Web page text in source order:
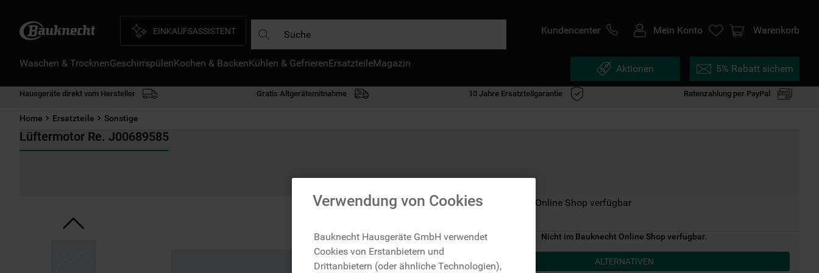
EINKAUFSASSISTENT Kundencenter Mein Konto Warenkorb
Waschen & TrocknenGeschirrspülenKochen & BackenKühlen & GefrierenErsatzteileMagazin Aktionen 5% Rabatt sichern
Hausgeräte direkt vom Hersteller Gratis Altgerätemitnahme 10 Jahre Ersatzteilgarantie Ratenzahlung per PayPal
Home Ersatzteile Sonstige
Lüftermotor Re. J00689585
Nicht im Bauknecht Online Shop verfügbar
Nicht im Bauknecht Online Shop verfügbar.
ALTERNATIVEN
Verwendung von Cookies
Bauknecht Hausgeräte GmbH verwendet
Cookies von Erstanbietern und
Drittanbietern (oder ähnliche Technologien),
DIE HÄUFIGSTEN SUCHANFRAGEN
gefrierschrank